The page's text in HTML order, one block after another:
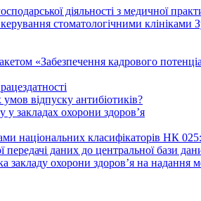
діяльності з медичної
стоматологічними клініками
«Забезпечення кадрового
відпуску антибіотиків?
у закладах охорони здоров’я
національних класифікаторів НК
даних до центральної бази
охорони здоров’я на надання